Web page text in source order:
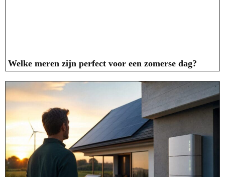
Welke meren zijn perfect voor een zomerse dag?